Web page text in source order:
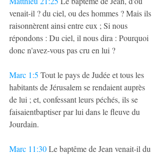
venait-il ? du ciel, ou des hommes ? Mais ils
raisonnèrent ainsi entre eux ; Si nous
répondons : Du ciel, il nous dira : Pourquoi
donc n'avez-vous pas cru en lui ?
Marc 1:5 Tout le pays de Judée et tous les
habitants de Jérusalem se rendaient auprès
de lui ; et, confessant leurs péchés, ils se
faisaientbaptiser par lui dans le fleuve du
Jourdain.
Marc 11:30 Le baptême de Jean venait-il du